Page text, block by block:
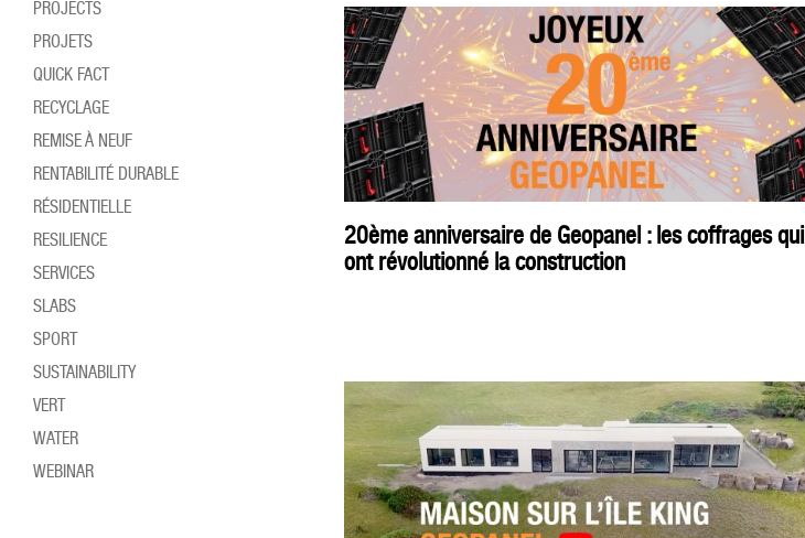
20ème anniversaire de Geopanel : les coffrages qui
ont révolutionné la construction
PROJECTS
PROJETS
QUICK FACT
RECYCLAGE
REMISE À NEUF
RENTABILITÉ DURABLE
RÉSIDENTIELLE
RESILIENCE
SERVICES
SLABS
SPORT
SUSTAINABILITY
VERT
WATER
WEBINAR